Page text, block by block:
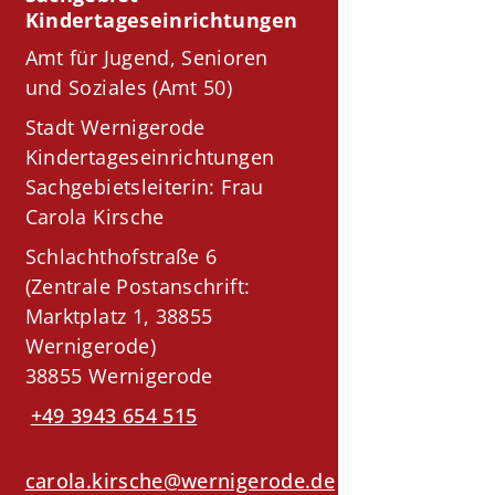
Kindertageseinrichtungen
Amt für Jugend, Senioren
und Soziales (Amt 50)
Stadt Wernigerode
Kindertageseinrichtungen
Sachgebietsleiterin: Frau
Carola Kirsche
Schlachthofstraße 6
(Zentrale Postanschrift:
Marktplatz 1, 38855
Wernigerode)
38855 Wernigerode
+49 3943 654 515
carola.kirsche@wernigerode.de